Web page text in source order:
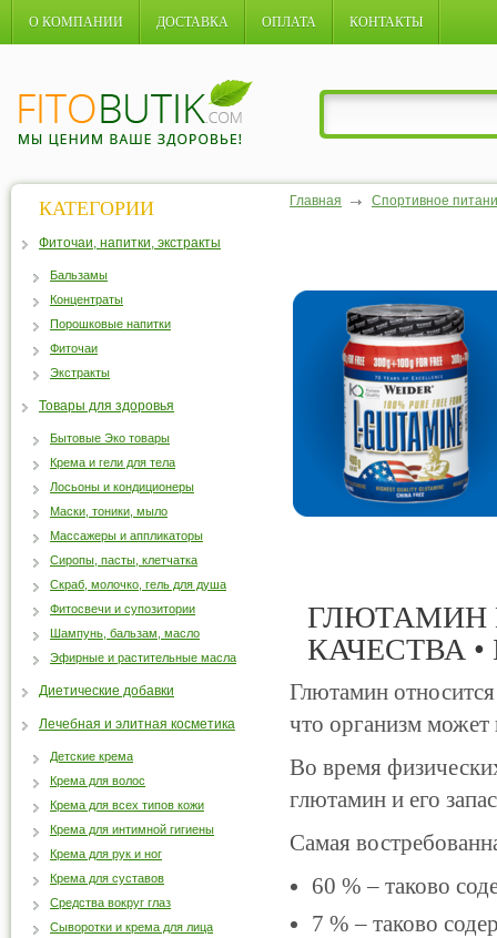
О КОМПАНИИ ДОСТАВКА ОПЛАТА КОНТАКТЫ
Главная Спортивное
ГЛЮТАМИН
КАЧЕСТВА
Глютамин
что организм может
Во время
глютамин и его
Самая
60 % – таково
7 % – таково
КАТЕГОРИИ
Фиточаи, напитки, экстракты
Бальзамы
Концентраты
Порошковые напитки
Фиточаи
Экстракты
Товары для здоровья
Бытовые Эко товары
Крема и гели для тела
Лосьоны и кондиционеры
Маски, тоники, мыло
Массажеры и аппликаторы
Сиропы, пасты, клетчатка
Скраб, молочко, гель для душа
Фитосвечи и супозитории
Шампунь, бальзам, масло
Эфирные и растительные масла
Диетические добавки
Лечебная и элитная косметика
Детские крема
Крема для волос
Крема для всех типов кожи
Крема для интимной гигиены
Крема для рук и ног
Крема для суставов
Средства вокруг глаз
Сыворотки и крема для лица